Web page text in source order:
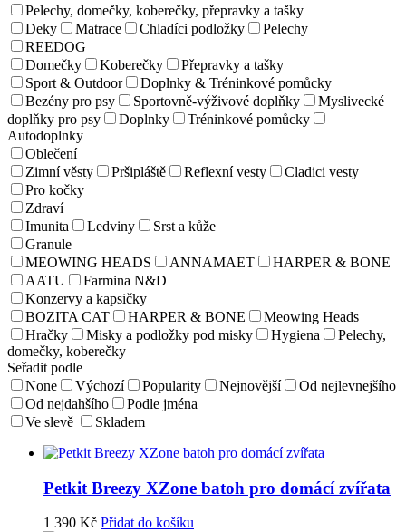
Pelechy, domečky, koberečky, přepravky a tašky
Deky
Matrace Chladíci podložky
Pelechy
REEDOG
Domečky
Koberečky
Přepravky a tašky
Sport & Outdoor
Doplnky & Tréninkové pomůcky
Bezény pro psy
Sportovně-výživové doplňky
Myslivecké
doplňky pro psy
Doplnky
Tréninkové pomůcky
Autodoplnky
Oblečení
Zimní věsty
Pršipláště Reflexní vesty
Cladici vesty
Pro kočky
Zdraví
Imunita
Ledviny
Srst a kůže
Granule
MEOWING HEADS
ANNAMAET
HARPER & BONE
AATU
Farmina N&D
Konzervy a kapsičky
BOZITA CAT
HARPER & BONE
Meowing Heads
Hračky
Misky a podložky pod misky Hygiena
Pelechy,
domečky, koberečky
Seřadit podle
None
Výchozí Popularity Nejnovější
Od nejlevnejšího
Od nejdahšího
Podle jména
Ve slevě
Skladem
Petkit Breezy XZone batoh pro domácí zvířata
1 390 Kč Přidat do košíku